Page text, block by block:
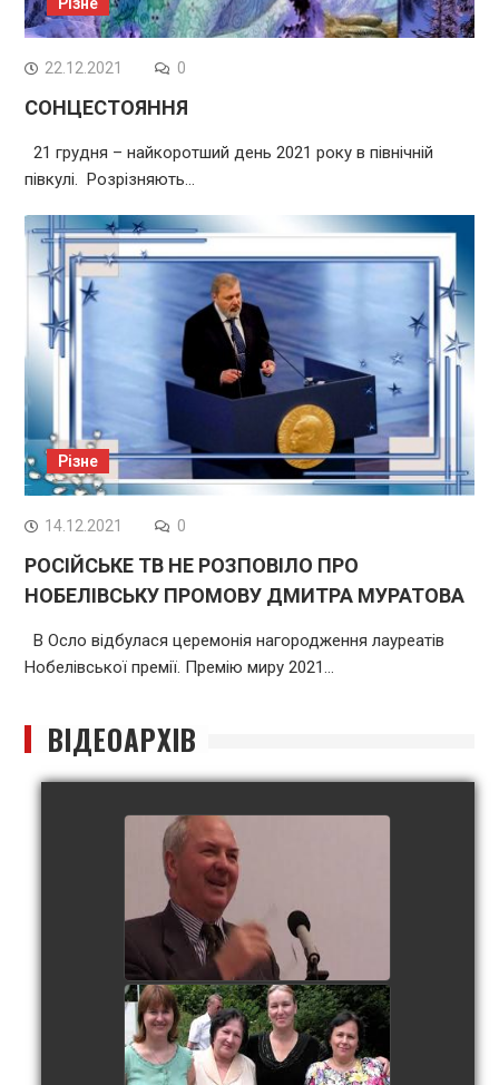
22.12.2021 0
СОНЦЕСТОЯННЯ
21 грудня – найкоротший день 2021 року в північній
півкулі. Розрізняють…
Різне
14.12.2021 0
РОСІЙСЬКЕ ТВ НЕ РОЗПОВІЛО ПРО
НОБЕЛІВСЬКУ ПРОМОВУ ДМИТРА МУРАТОВА
В Осло відбулася церемонія нагородження лауреатів
Нобелівської премії. Премію миру 2021…
ВІДЕОАРХІВ
Волинське братство
watch video
watch video